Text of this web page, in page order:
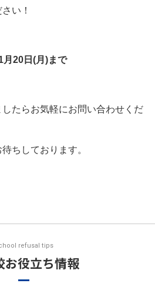
い！
月20日(月)まで
たらお気軽にお問い合わせくだ
ちしております。
refusal tips
お役立ち情報